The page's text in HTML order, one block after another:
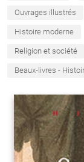
Ouvrages illustrés
Histoire moderne
Religion et société
Beaux-livres -